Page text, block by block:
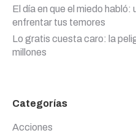
El día en que el miedo
enfrentar tus temores
Lo gratis cuesta caro: la
millones
Categorías
Acciones